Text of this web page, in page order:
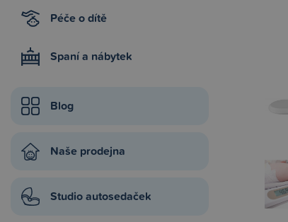
Péče o dítě
Spaní a nábytek
Blog
Naše prodejna
Studio autosedaček